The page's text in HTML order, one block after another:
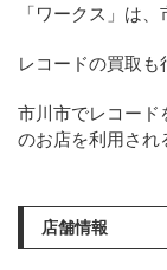
「ワークス」は
レコードの買取も
市川市でレコード
のお店を利用され
店舗情報